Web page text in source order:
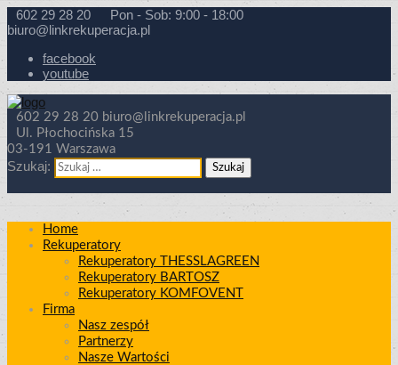
602 29 28 20
Pon - Sob: 9:00 - 18:00
biuro@linkrekuperacja.pl
facebook
youtube
602 29 28 20 biuro@linkrekuperacja.pl
Ul. Płochocińska 15
03-191 Warszawa
Szukaj:
Home
Rekuperatory
Rekuperatory THESSLAGREEN
Rekuperatory BARTOSZ
Rekuperatory KOMFOVENT
Firma
Nasz zespół
Partnerzy
Nasze Wartości